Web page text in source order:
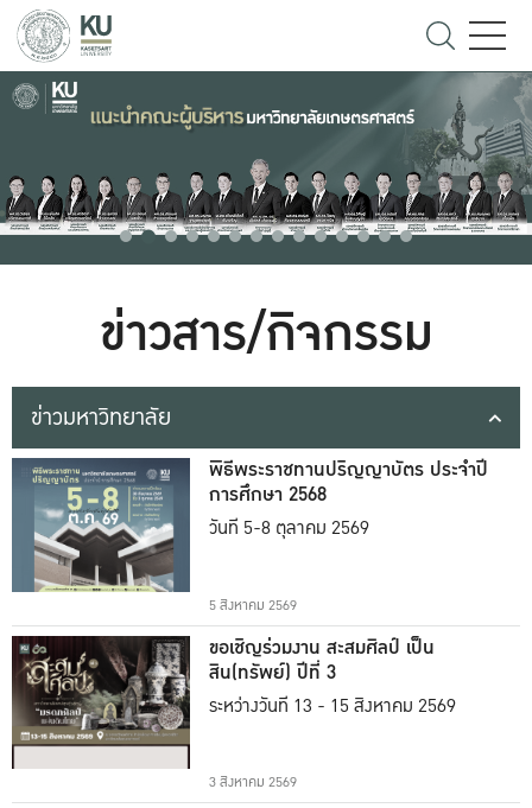
ข่าวสาร/กิจกรรม
ข่าวมหาวิทยาลัย
พิธีพระราชทานปริญญาบัตร ประจำปี
การศึกษา 2568
วันที่ 5-8 ตุลาคม 2569
5 สิงหาคม 2569
ขอเชิญร่วมงาน สะสมศิลป์ เป็น
สิน(ทรัพย์) ปีที่ 3
ระหว่างวันที่ 13 - 15 สิงหาคม 2569
3 สิงหาคม 2569